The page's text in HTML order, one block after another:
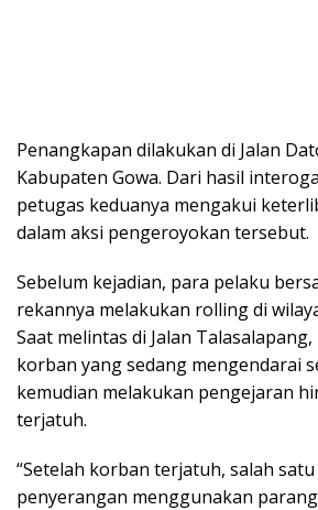
Penangkapan dilakukan di Jalan
Kabupaten Gowa. Dari hasil
petugas keduanya mengakui
dalam aksi pengeroyokan tersebut.
Sebelum kejadian, para pelaku
rekannya melakukan rolling di
Saat melintas di Jalan
korban yang sedang mengendarai
kemudian melakukan pengejaran
terjatuh.
“Setelah korban terjatuh, salah
penyerangan menggunakan